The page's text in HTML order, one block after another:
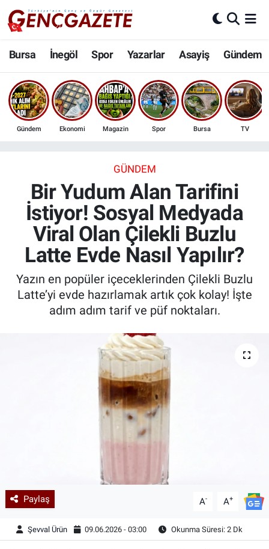
Bursa İnegöl Spor Yazarlar Asayiş Gündem
Gündem Ekonomi Magazin Spor Bursa TV
GÜNDEM
Bir Yudum Alan Tarifini
İstiyor! Sosyal Medyada
Viral Olan Çilekli Buzlu
Latte Evde Nasıl Yapılır?
Yazın en popüler içeceklerinden Çilekli Buzlu
Latte’yi evde hazırlamak artık çok kolay! İşte
adım adım tarif ve püf noktaları.
Paylaş A- A+
Şevval Ürün 09.06.2026 - 03:00 Okunma Süresi: 2 Dk
Bursa
İnegöl
3.SAYFA
Ekonomi
Güncel
İnanç
Kadın & Aile
Astroloji-Rüya
Nöbetçi Eczaneler
Hava Durumu
Trafik Durumu
Son Dakika Haberleri
Haber Arşivi